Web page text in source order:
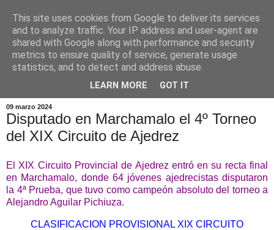
09 marzo 2024
Disputado en Marchamalo el 4º Torneo
del XIX Circuito de Ajedrez
El XIX Circuito Provincial de Ajedrez entró en su recta final
en Marchamalo, donde 64 jóvenes ajedrecistas disputaron
la 4ª Prueba, que tuvo como campeón absoluto del torneo a
Alejandro Aguilar Pichiuza.
CLASIFICACION PROVISIONAL XIX CIRCUITO
This site uses cookies from Google to deliver its services
and to analyze traffic. Your IP address and user-agent are
shared with Google along with performance and security
metrics to ensure quality of service, generate usage
statistics, and to detect and address abuse.
LEARN MORE GOT IT